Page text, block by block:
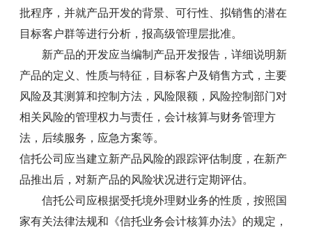
批程序，并就产品开发的背景、可行性、拟销售的潜在
目标客户群等进行分析，报高级管理层批准。
新产品的开发应当编制产品开发报告，详细说明新
产品的定义、性质与特征，目标客户及销售方式，主要
风险及其测算和控制方法，风险限额，风险控制部门对
相关风险的管理权力与责任，会计核算与财务管理方
法，后续服务，应急方案等。
信托公司应当建立新产品风险的跟踪评估制度，在新产
品推出后，对新产品的风险状况进行定期评估。
信托公司应根据受托境外理财业务的性质，按照国
家有关法律法规和《信托业务会计核算办法》的规定，